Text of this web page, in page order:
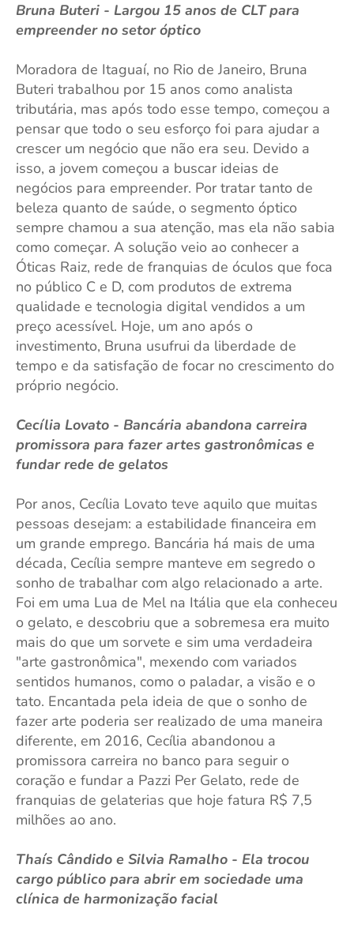
Bruna Buteri - Largou 15 anos de CLT para
empreender no setor óptico
Moradora de Itaguaí, no Rio de Janeiro, Bruna
Buteri trabalhou por 15 anos como analista
tributária, mas após todo esse tempo, começou a
pensar que todo o seu esforço foi para ajudar a
crescer um negócio que não era seu. Devido a
isso, a jovem começou a buscar ideias de
negócios para empreender. Por tratar tanto de
beleza quanto de saúde, o segmento óptico
sempre chamou a sua atenção, mas ela não sabia
como começar. A solução veio ao conhecer a
Óticas Raiz, rede de franquias de óculos que foca
no público C e D, com produtos de extrema
qualidade e tecnologia digital vendidos a um
preço acessível. Hoje, um ano após o
investimento, Bruna usufrui da liberdade de
tempo e da satisfação de focar no crescimento do
próprio negócio.
Cecília Lovato - Bancária abandona carreira
promissora para fazer artes gastronômicas e
fundar rede de gelatos
Por anos, Cecília Lovato teve aquilo que muitas
pessoas desejam: a estabilidade financeira em
um grande emprego. Bancária há mais de uma
década, Cecília sempre manteve em segredo o
sonho de trabalhar com algo relacionado a arte.
Foi em uma Lua de Mel na Itália que ela conheceu
o gelato, e descobriu que a sobremesa era muito
mais do que um sorvete e sim uma verdadeira
"arte gastronômica", mexendo com variados
sentidos humanos, como o paladar, a visão e o
tato. Encantada pela ideia de que o sonho de
fazer arte poderia ser realizado de uma maneira
diferente, em 2016, Cecília abandonou a
promissora carreira no banco para seguir o
coração e fundar a Pazzi Per Gelato, rede de
franquias de gelaterias que hoje fatura R$ 7,5
milhões ao ano.
Thaís Cândido e Silvia Ramalho - Ela trocou
cargo público para abrir em sociedade uma
clínica de harmonização facial